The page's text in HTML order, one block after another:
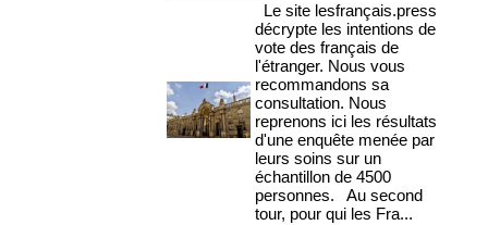
Le site lesfrançais.press
décrypte les intentions de
vote des français de
l'étranger. Nous vous
recommandons sa
consultation. Nous
reprenons ici les résultats
d'une enquête menée par
leurs soins sur un
échantillon de 4500
personnes. Au second
tour, pour qui les Fra...